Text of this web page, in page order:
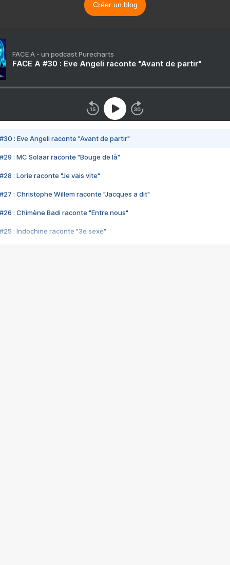
Créer un blog
FACE A - un podcast Purecharts
FACE A #30 : Eve Angeli raconte "Avant de partir"
#30 : Eve Angeli raconte "Avant de partir"
#29 : MC Solaar raconte "Bouge de là"
#28 : Lorie raconte "Je vais vite"
#27 : Christophe Willem raconte "Jacques a dit"
#26 : Chimène Badi raconte "Entre nous"
#25 : Indochine raconte "3e sexe"